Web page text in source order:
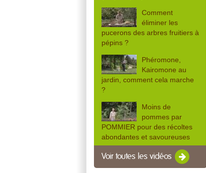
Comment
éliminer les
pucerons des arbres fruitiers à
pépins ?
Phéromone,
Kairomone au
jardin, comment cela marche
?
Moins de
pommes par
POMMIER pour des récoltes
abondantes et savoureuses
Voir toutes les vidéos